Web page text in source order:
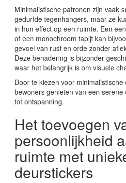
Minimalistische patronen zijn vaak
gedurfde tegenhangers, maar ze
in hun effect op een ruimte. Een
of een monochroom tapijt kan
gevoel van rust en orde zonder
Deze benadering is bijzonder
waar het belangrijk is om visuele
Door te kiezen voor
bewoners genieten van een
tot ontspanning.
Het toevoegen
persoonlijkheid
ruimte met
deurstickers